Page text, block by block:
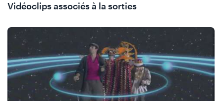
Vidéoclips associés à la sorties